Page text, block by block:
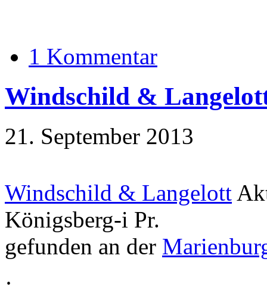
1 Kommentar
Windschild &
21. September 2013
Windschild & Langelott
Königsberg-i Pr.
gefunden an der
·